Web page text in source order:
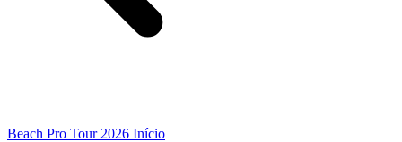
Beach Pro Tour 2026 Início